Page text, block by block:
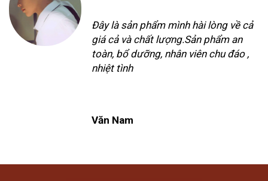
Đây là sản phẩm mình hài lòng về cả
giá cả và chất lượng.Sản phẩm an
toàn, bổ dưỡng, nhân viên chu đáo ,
nhiệt tình
Văn Nam